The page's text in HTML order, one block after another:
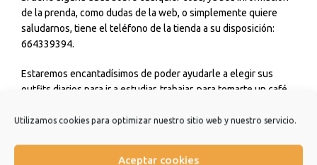
Utilizamos cookies para optimizar nuestro sitio web y nuestro servicio.
Aceptar cookies
de la prenda, como dudas de la web, o simplemente quiere
saludarnos, tiene el teléfono de la tienda a su disposición:
664339394.
Estaremos encantadísimos de poder ayudarle a elegir sus
outfits diarios para ir a estudiar, trabajar, para tomarte un café
tengas. No dudes en consultarnos.